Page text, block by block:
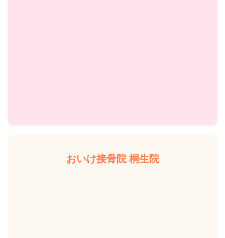
おいけ接骨院 桐生院